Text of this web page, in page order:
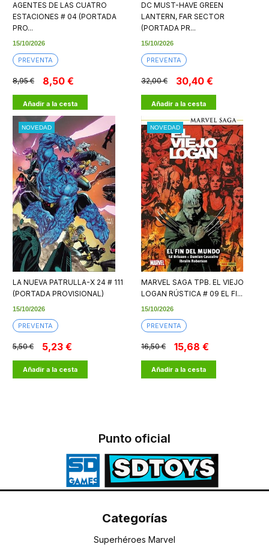
AGENTES DE LAS CUATRO
ESTACIONES # 04 (PORTADA
PRO...
15/10/2026
PREVENTA
8,95 € 8,50 €
Añadir a la cesta
DC MUST-HAVE GREEN
LANTERN, FAR SECTOR
(PORTADA PR...
15/10/2026
PREVENTA
32,00 € 30,40 €
Añadir a la cesta
NOVEDAD
LA NUEVA PATRULLA-X 24 # 111
(PORTADA PROVISIONAL)
15/10/2026
PREVENTA
5,50 € 5,23 €
Añadir a la cesta
NOVEDAD
MARVEL SAGA TPB. EL VIEJO
LOGAN RÚSTICA # 09 EL FI...
15/10/2026
PREVENTA
16,50 € 15,68 €
Añadir a la cesta
Punto oficial
Categorías
Superhéroes Marvel